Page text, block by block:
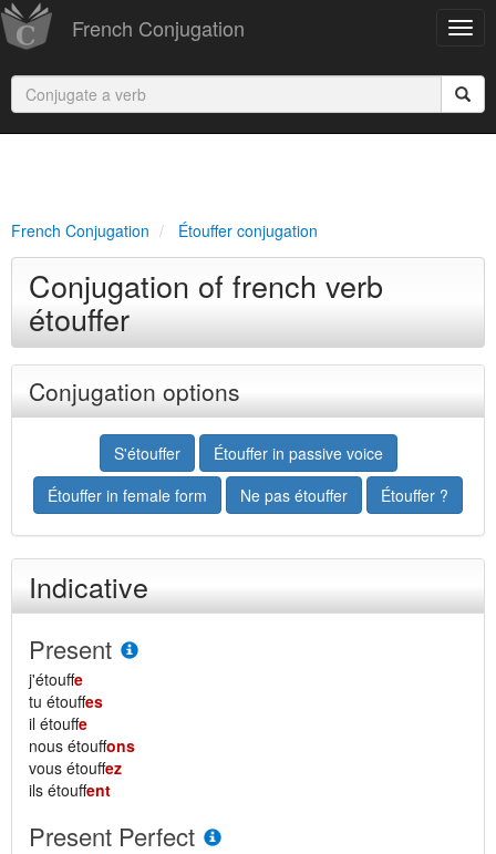
French Conjugation
French Conjugation Étouffer conjugation
Conjugation of french verb
étouffer
Conjugation options
S'étouffer
Étouffer in passive voice
Étouffer in female form
Ne pas étouffer Étouffer ?
Indicative
Present
j'étouffe
tu étouffes
il étouffe
nous étouffons
vous étouffez
ils étouffent
Present Perfect